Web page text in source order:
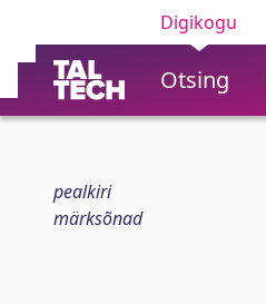
Digikogu
Otsing
pealkiri
märksõnad